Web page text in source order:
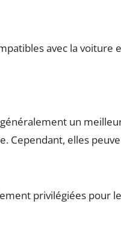
avec la
un
Cependant, elles
privilégiées